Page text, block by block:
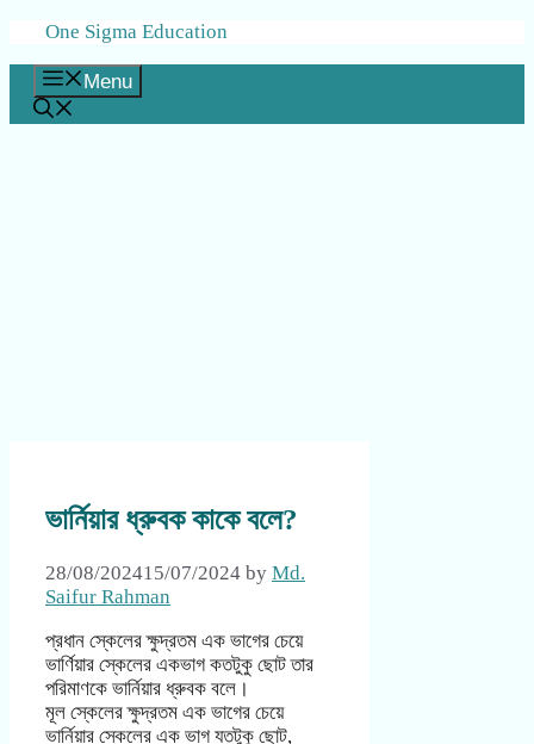
Skip
content
One Sigma Education
Menu
ভার্নিয়ার ধ্রুবক কাকে বলে?
28/08/202415/07/2024 by Md.
Saifur Rahman
প্রধান স্কেলের ক্ষুদ্রতম এক ভাগের চেয়ে
ভার্ণিয়ার স্কেলের একভাগ কতটুকু ছোট তার
পরিমাণকে ভার্নিয়ার ধ্রুবক বলে।
মূল স্কেলের ক্ষুদ্রতম এক ভাগের চেয়ে
ভার্নিয়ার স্কেলের এক ভাগ যতটুকু ছোট,